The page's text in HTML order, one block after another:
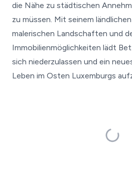
die Nähe zu städtischen
zu müssen. Mit seinem
malerischen Landschaften und
Immobilienmöglichkeiten lädt
sich niederzulassen und ein
Leben im Osten Luxemburgs